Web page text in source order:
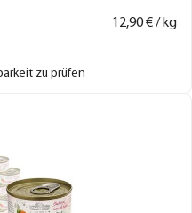
12,90€ / kg
zu prüfen